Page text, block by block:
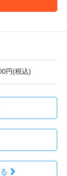
円(税込)